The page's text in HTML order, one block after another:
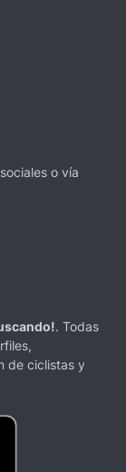
o vía
. Todas
de ciclistas y